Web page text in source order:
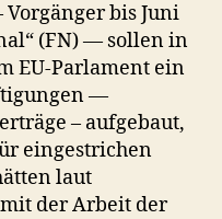
bis Juni
(FN) — sollen in
EU-Parlament ein
—
– aufgebaut,
eingestrichen
laut
der Arbeit der